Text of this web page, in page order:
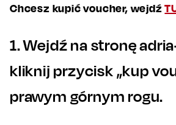
Chcesz kupić voucher, wejdź
1. Wejdź na stronę
kliknij przycisk „kup
prawym górnym rogu.